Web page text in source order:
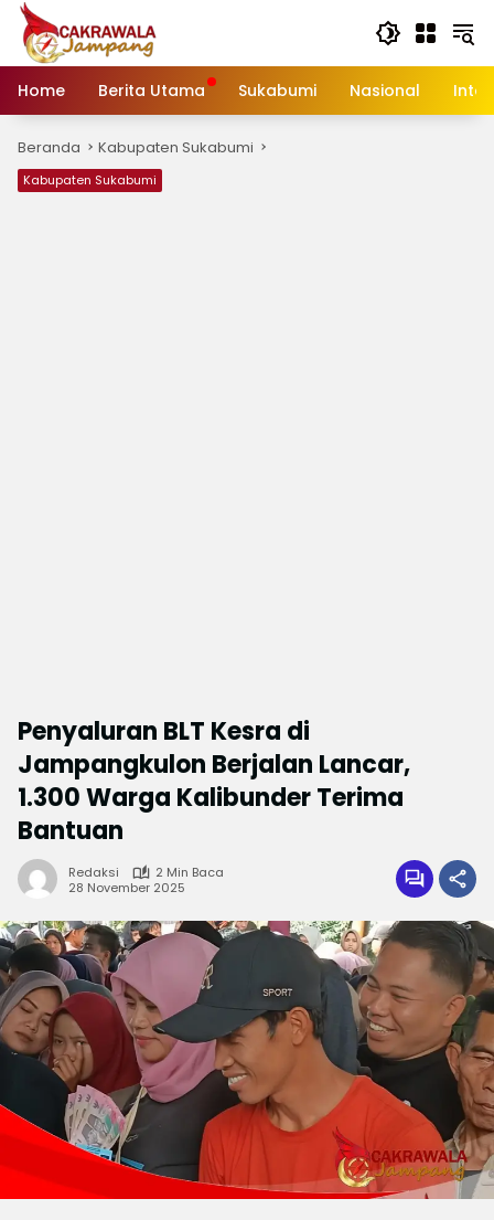
Langsung
konten
Home
Berita Utama Sukabumi Nasional
Beranda Kabupaten Sukabumi
Kabupaten Sukabumi
Penyaluran BLT Kesra di
Jampangkulon Berjalan Lancar,
1.300 Warga Kalibunder Terima
Bantuan
Redaksi
2 Min Baca
28 November 2025